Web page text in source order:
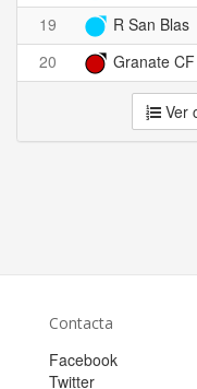
19
R San Blas
20
Granate CF
Ver
Contacta
Facebook
Twitter